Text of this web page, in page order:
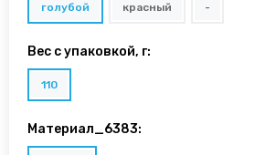
голубой красный -
Вес с упаковкой, г:
110
Материал_6383: